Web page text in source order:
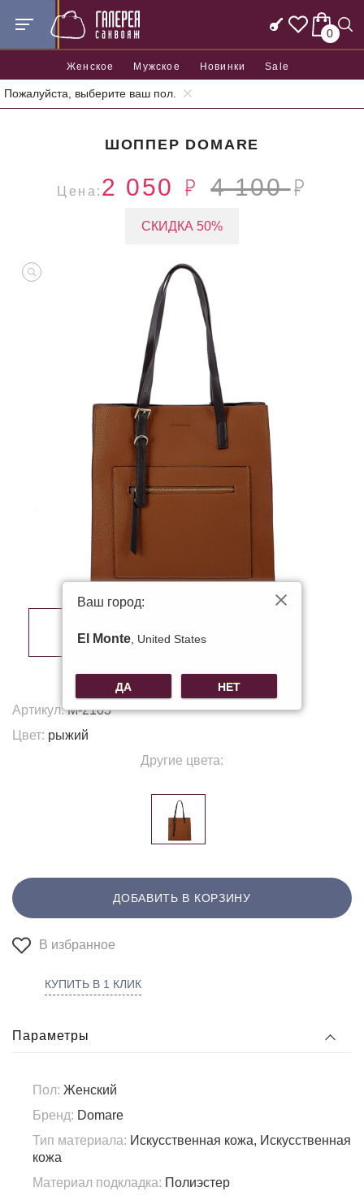
0
Женское Мужское Новинки Sale
Пожалуйста, выберите ваш пол.
Главная Женские сумки Шопперы
ШОППЕР DOMARE
Цена: 2 050 4 100
СКИДКА 50%
Артикул:M-2103
Цвет: рыжий
Другие цвета:
ДОБАВИТЬ В КОРЗИНУ
В избранное
КУПИТЬ В 1 КЛИК
Параметры
Пол: Женский
Бренд: Domare
Тип материала: Искусственная кожа, Искусственная
кожа
Материал подкладка: Полиэстер
Ваш город:
El Monte , United States
ДА НЕТ